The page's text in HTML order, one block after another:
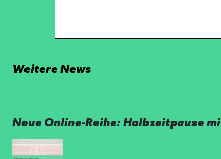
Weitere News
Neue Online-Reihe: Halbzeitpause